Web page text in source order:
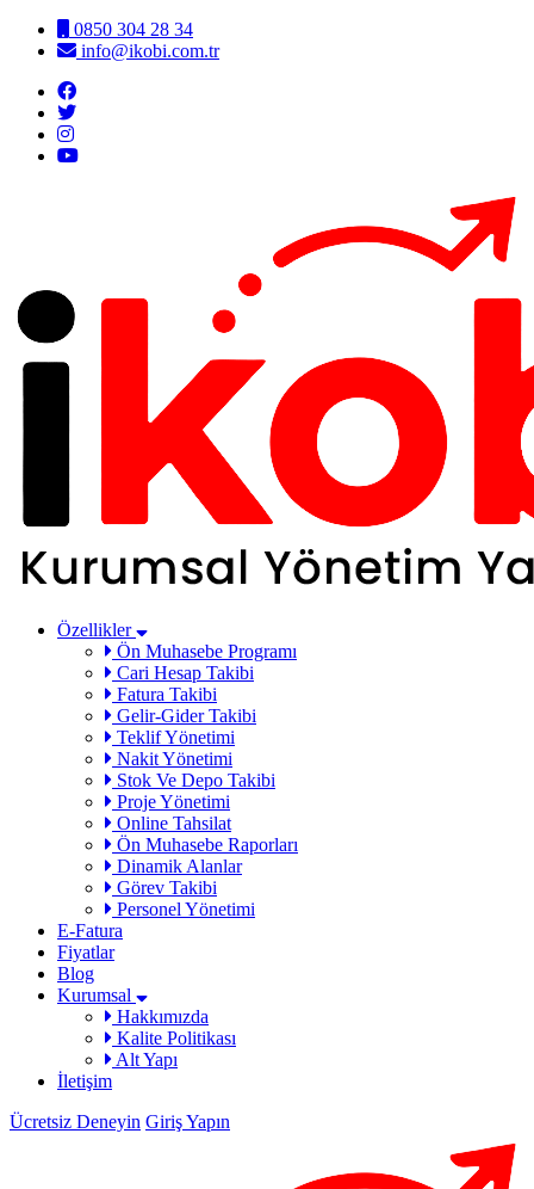
0850 304 28 34
info@ikobi.com.tr
Özellikler
Ön Muhasebe Programı
Cari Hesap Takibi
Fatura Takibi
Gelir-Gider Takibi
Teklif Yönetimi
Nakit Yönetimi
Stok Ve Depo Takibi
Proje Yönetimi
Online Tahsilat
Ön Muhasebe Raporları
Dinamik Alanlar
Görev Takibi
Personel Yönetimi
E-Fatura
Fiyatlar
Blog
Kurumsal
Hakkımızda
Kalite Politikası
Alt Yapı
İletişim
Ücretsiz Deneyin Giriş Yapın